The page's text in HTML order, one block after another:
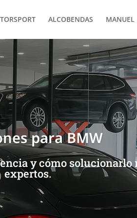
ALCOBENDAS MANUEL
para BMW
y cómo
expertos.